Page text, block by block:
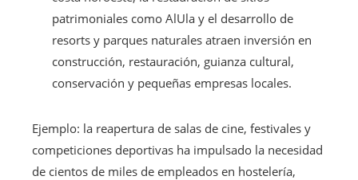
patrimoniales como AlUla y el desarrollo de
resorts y parques naturales atraen inversión en
construcción, restauración, guianza cultural,
conservación y pequeñas empresas locales.
Ejemplo: la reapertura de salas de cine, festivales y
competiciones deportivas ha impulsado la necesidad
de cientos de miles de empleados en hostelería,